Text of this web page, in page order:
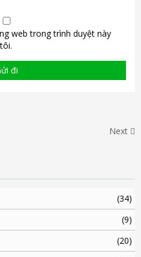
web trong trình duyệt này
Next
(34)
(9)
(20)